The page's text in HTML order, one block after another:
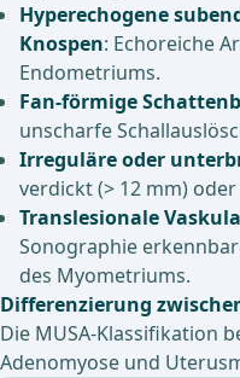
Hyperechogene
Knospen: Echoreiche
Endometriums.
Fan-förmige
unscharfe
Irreguläre oder
verdickt (> 12 mm)
Translesionale
Sonographie
des Myometriums.
Differenzierung
Die MUSA-Klassifikation
Adenomyose und